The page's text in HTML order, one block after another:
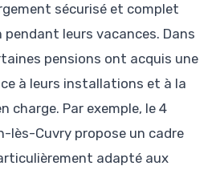
sécurisé et complet
leurs vacances. Dans
pensions ont acquis une
à leurs installations et à la
charge. Par exemple, le 4
lès-Cuvry propose un cadre
adapté aux